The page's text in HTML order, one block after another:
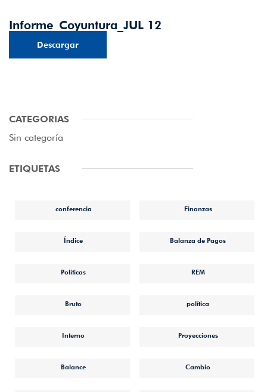
Informe_Coyuntura_JUL 12
Descargar
CATEGORIAS
Sin categoría
ETIQUETAS
conferencia Finanzas
Índice Balanza de Pagos
Políticas REM
Bruto política
Interno Proyecciones
Balance Cambio